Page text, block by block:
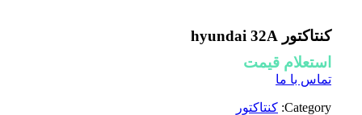
کنتاکتور hyundai 32A
استعلام قیمت
تماس با ما
Category: کنتاکتور